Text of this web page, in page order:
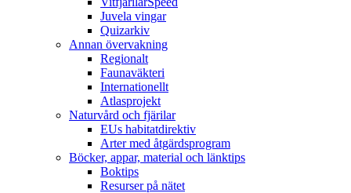
Juvela vingar
Quizarkiv
Annan övervakning
Regionalt
Faunaväkteri
Internationellt
Atlasprojekt
Naturvård och fjärilar
EUs habitatdirektiv
Arter med åtgärdsprogram
Böcker, appar, material och länktips
Boktips
Resurser på nätet